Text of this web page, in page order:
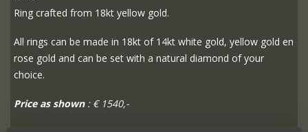
Ring crafted from 18kt yellow gold.
All rings can be made in 18kt of 14kt white gold, yellow gold en
rose gold and can be set with a natural diamond of your
choice.
Price as shown: € 1540,-